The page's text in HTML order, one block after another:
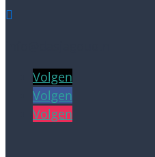

Volgen
Volgen
Volgen